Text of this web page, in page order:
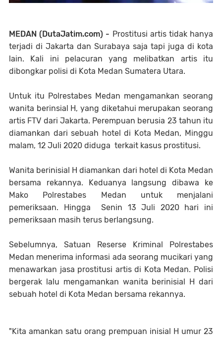
MEDAN (DutaJatim.com) - Prostitusi artis tidak hanya
terjadi di Jakarta dan Surabaya saja tapi juga di kota
lain. Kali ini pelacuran yang melibatkan artis itu
dibongkar polisi di Kota Medan Sumatera Utara.
Untuk itu Polrestabes Medan mengamankan seorang
wanita berinsial H, yang diketahui merupakan seorang
artis FTV dari Jakarta. Perempuan berusia 23 tahun itu
diamankan dari sebuah hotel di Kota Medan, Minggu
malam, 12 Juli 2020 diduga terkait kasus prostitusi.
Wanita berinisial H diamankan dari hotel di Kota Medan
bersama rekannya. Keduanya langsung dibawa ke
Mako Polrestabes Medan untuk menjalani
pemeriksaan. Hingga Senin 13 Juli 2020 hari ini
pemeriksaan masih terus berlangsung.
Sebelumnya, Satuan Reserse Kriminal Polrestabes
Medan menerima informasi ada seorang mucikari yang
menawarkan jasa prostitusi artis di Kota Medan. Polisi
bergerak lalu mengamankan wanita berinisial H dari
sebuah hotel di Kota Medan bersama rekannya.
"Kita amankan satu orang prempuan inisial H umur 23